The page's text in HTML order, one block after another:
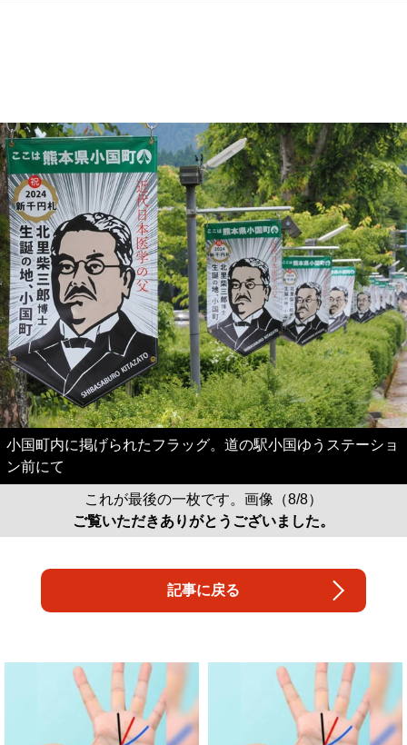
小国町内に掲げられたフラッグ。道の駅小国ゆうステーショ
ン前にて
これが最後の一枚です。画像（8/8）
ご覧いただきありがとうございました。
記事に戻る